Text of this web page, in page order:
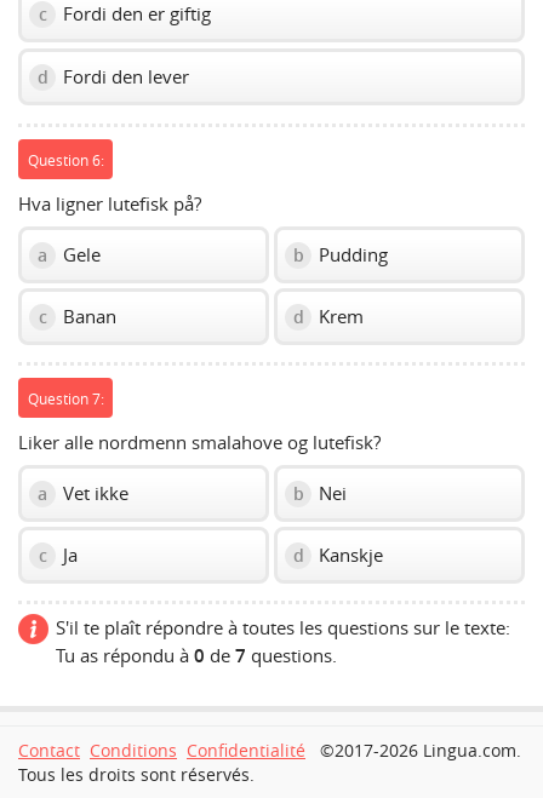
c Fordi den er giftig
d Fordi den lever
Question 6:
Hva ligner lutefisk på?
a Gele b Pudding
c Banan d Krem
Question 7:
Liker alle nordmenn smalahove og lutefisk?
a Vet ikke b Nei
c Ja d Kanskje
S'il te plaît répondre à toutes les questions sur le texte:
Tu as répondu à 0 de 7 questions.
Contact Conditions Confidentialité
©2017-2026 Lingua.com.
Tous les droits sont réservés.